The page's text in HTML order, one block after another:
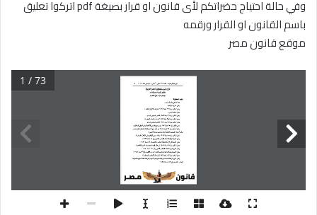
وفي حالة احتياج حضراتكم لأى قانون او قرار بصيغة pdf اتركوا تعليق
باسم القانون او القرار ورقمه
موقع قانون مصر
1 / 73